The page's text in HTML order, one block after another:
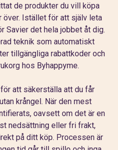
de produkter du vill köpa
över. Istället för att själv leta
Savier det hela jobbet åt dig.
teknik som automatiskt
tillgängliga rabattkoder och
hos Byhappyme.
att säkerställa att du får
krångel. När den mest
oavsett om det är en
nedsättning eller fri frakt,
på ditt köp. Processen är